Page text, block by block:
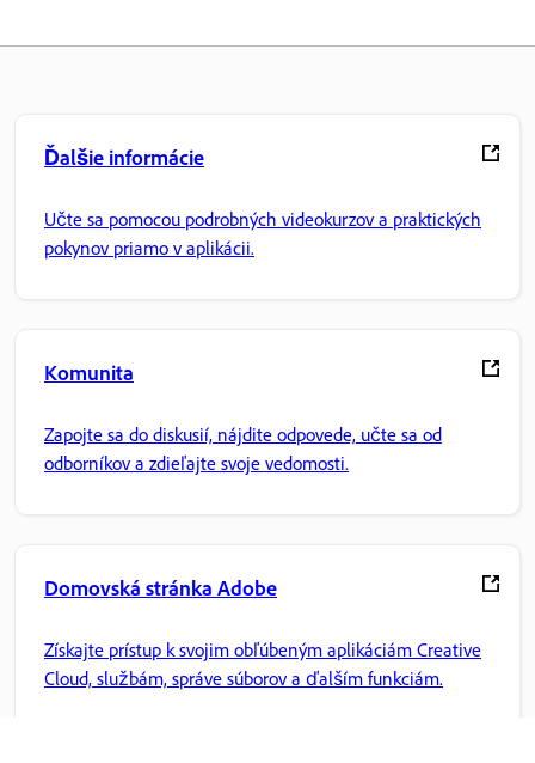
Ďalšie informácie
Učte sa pomocou podrobných videokurzov a praktických
pokynov priamo v aplikácii.
Komunita
Zapojte sa do diskusií, nájdite odpovede, učte sa od
odborníkov a zdieľajte svoje vedomosti.
Domovská stránka Adobe
Získajte prístup k svojim obľúbeným aplikáciám Creative
Cloud, službám, správe súborov a ďalším funkciám.